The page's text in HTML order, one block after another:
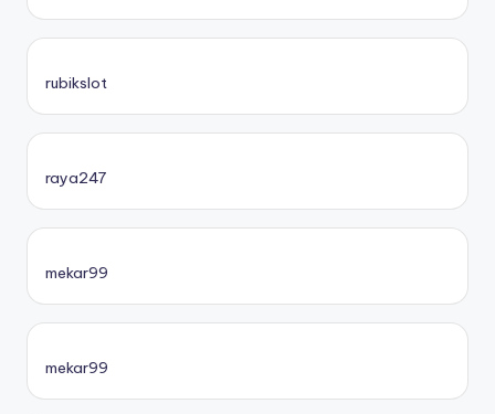
rubikslot
raya247
mekar99
mekar99